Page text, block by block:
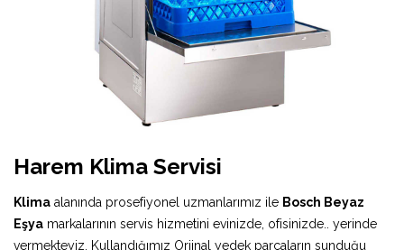
Harem Klima Servisi
Klima alanında prosefiyonel uzmanlarımız ile Bosch Beyaz
Eşya markalarının servis hizmetini evinizde, ofisinizde.. yerinde
vermekteyiz. Kullandığımız Orjinal yedek parçaların sunduğu